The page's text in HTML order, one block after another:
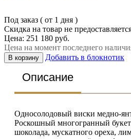
Под заказ ( от 1 дня )
Скидка на товар не
Цена: 251 180 руб.
Цена на момент последнего
В корзину Добавить в блокнотик
Описание
Односолодовый виски медно-
Роскошный многогранный
шоколада, мускатного ореха,